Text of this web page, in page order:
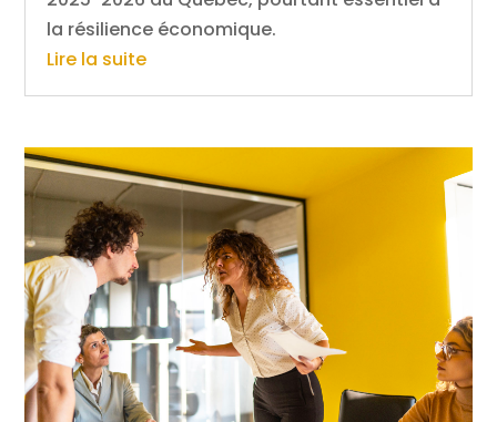
la résilience économique.
Lire la suite